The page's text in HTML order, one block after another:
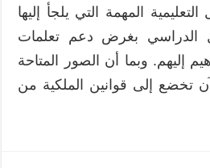
المهمة التي يلجأ إليها
الدراسي بغرض دعم تعلمات
إليهم. وبما أن الصور المتاحة
تخضع إلى قوانين الملكية من